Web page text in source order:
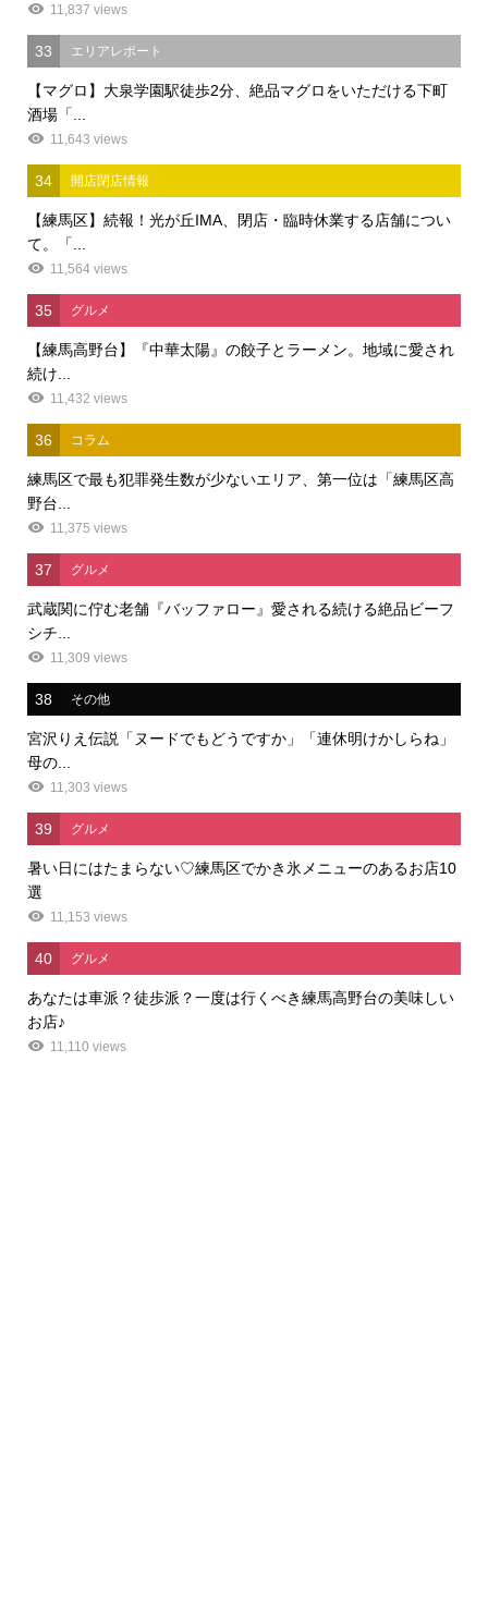
11,837 views
33 エリアレポート
【マグロ】大泉学園駅徒歩2分、絶品マグロをいただける下町
酒場「...
11,643 views
34 開店閉店情報
【練馬区】続報！光が丘IMA、閉店・臨時休業する店舗につい
て。「...
11,564 views
35 グルメ
【練馬高野台】『中華太陽』の餃子とラーメン。地域に愛され
続け...
11,432 views
36 コラム
練馬区で最も犯罪発生数が少ないエリア、第一位は「練馬区高
野台...
11,375 views
37 グルメ
武蔵関に佇む老舗『バッファロー』愛される続ける絶品ビーフ
シチ...
11,309 views
38 その他
宮沢りえ伝説「ヌードでもどうですか」「連休明けかしらね」
母の...
11,303 views
39 グルメ
暑い日にはたまらない♡練馬区でかき氷メニューのあるお店10
選
11,153 views
40 グルメ
あなたは車派？徒歩派？一度は行くべき練馬高野台の美味しい
お店♪
11,110 views